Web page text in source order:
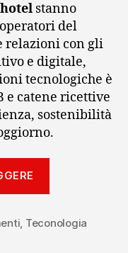
stanno
del
relazioni con gli
e digitale,
tecnologiche è
e catene ricettive
sostenibilità
Hotel
Teconologia